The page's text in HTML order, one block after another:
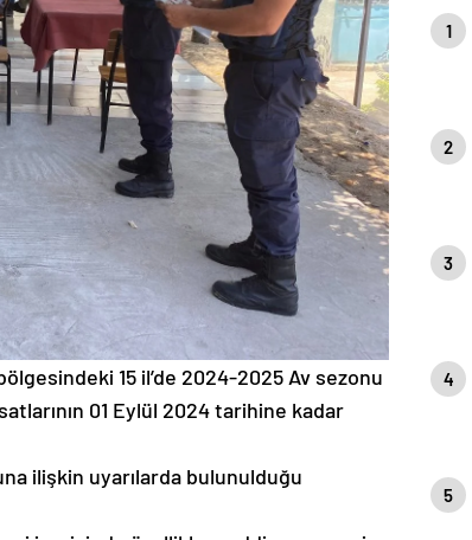
15 il’de 2024-2025 Av sezonu
01 Eylül 2024 tarihine kadar
ilişkin uyarılarda bulunulduğu
1
2
3
4
5